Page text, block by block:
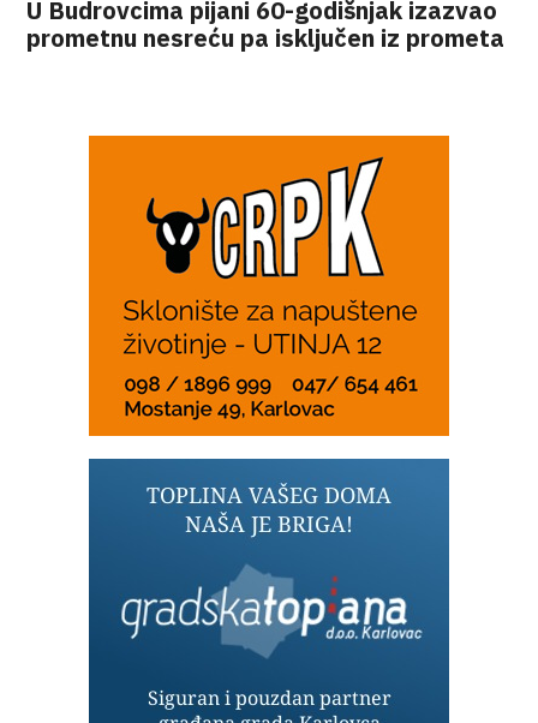
U Budrovcima pijani 60-godišnjak izazvao
prometnu nesreću pa isključen iz prometa